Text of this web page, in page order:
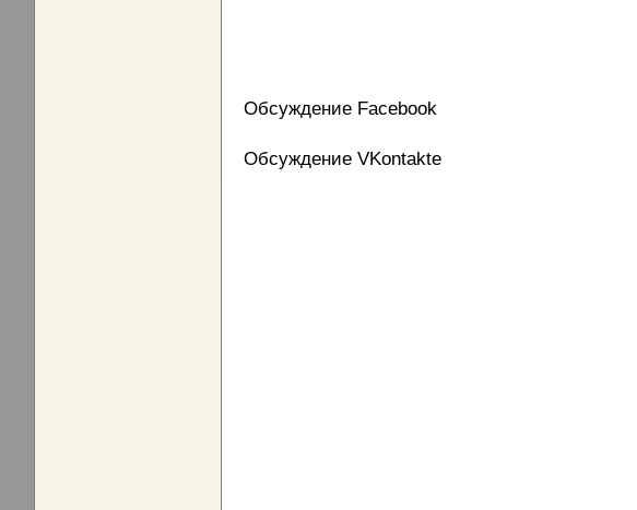
Обсуждение Facebook
Обсуждение VKontakte